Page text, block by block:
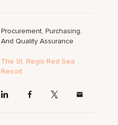
Procurement, Purchasing,
And Quality Assurance
The St. Regis Red Sea
Resort